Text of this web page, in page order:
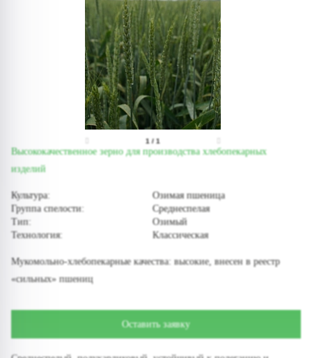
1/ 1
Высококачественное зерно для производства хлебопекарных
изделий
Культура:
Озимая пшеница
Группа спелости:
Среднеспелая
Тип:
Озимый
Технология:
Классическая
Мукомольно-хлебопекарные качества: высокие, внесен в реестр
«сильных» пшениц
Оставить заявку